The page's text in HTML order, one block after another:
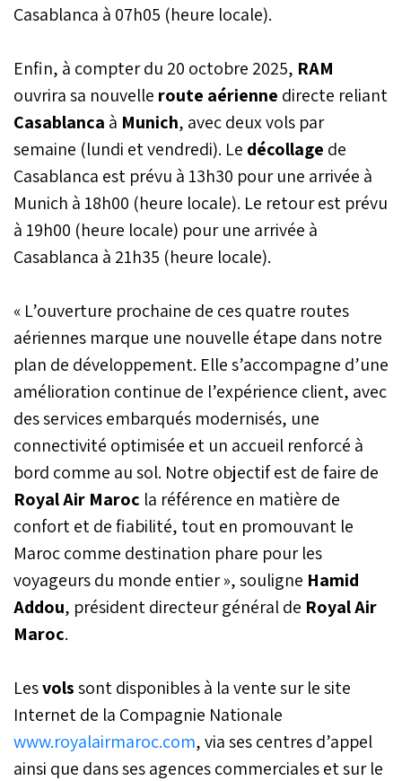
Casablanca à 07h05 (heure locale).
Enfin, à compter du 20 octobre 2025, RAM
ouvrira sa nouvelle route aérienne directe reliant
Casablanca à Munich, avec deux vols par
semaine (lundi et vendredi). Le décollage de
Casablanca est prévu à 13h30 pour une arrivée à
Munich à 18h00 (heure locale). Le retour est prévu
à 19h00 (heure locale) pour une arrivée à
Casablanca à 21h35 (heure locale).
« L’ouverture prochaine de ces quatre routes
aériennes marque une nouvelle étape dans notre
plan de développement. Elle s’accompagne d’une
amélioration continue de l’expérience client, avec
des services embarqués modernisés, une
connectivité optimisée et un accueil renforcé à
bord comme au sol. Notre objectif est de faire de
Royal Air Maroc la référence en matière de
confort et de fiabilité, tout en promouvant le
Maroc comme destination phare pour les
voyageurs du monde entier », souligne Hamid
Addou, président directeur général de Royal Air
Maroc.
Lesvolssont disponibles à la vente sur le site
Internet de la Compagnie Nationale
www.royalairmaroc.com, via ses centres d’appel
ainsi que dans ses agences commerciales et sur le